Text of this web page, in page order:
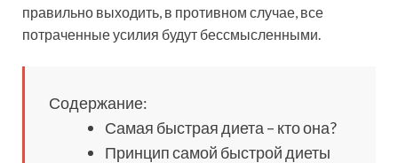
правильно выходить, в противном случае, все
потраченные усилия будут бессмысленными.
Содержание:
Самая быстрая диета – кто она?
Принцип самой быстрой диеты